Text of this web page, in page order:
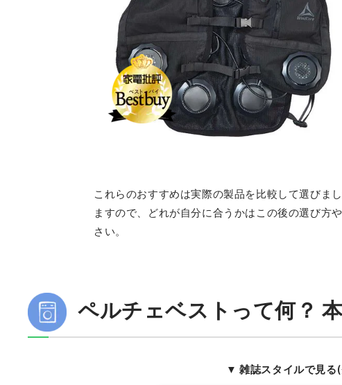
これらのおすすめは実際の製品を比較して選びま
ますので、どれが自分に合うかはこの後の選び方
さい。
ペルチェベストって何？
▼ 雑誌スタイルで見る